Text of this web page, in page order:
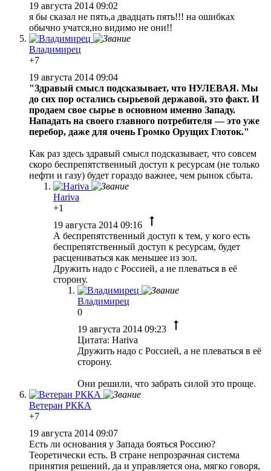
19 августа 2014 09:02
я бы сказал не пять,а двадцать пять!!! на ошибках
обычно учатся,но видимо не они!!
Владимирец
+7
19 августа 2014 09:04
"Здравый смысл подсказывает, что НУЛЕВАЯ. Мы
до сих пор остались сырьевой державой, это факт. И
продаем свое сырье в основном именно Западу.
Нападать на своего главного потребителя — это уже
перебор, даже для очень Громко Орущих Глоток."
Как раз здесь здравый смысл подсказывает, что совсем
скоро беспрепятственный доступ к ресурсам (не только
нефти и газу) будет гораздо важнее, чем рынок сбыта.
Hariva
+1
19 августа 2014 09:16
А беспрепятственный доступ к тем, у кого есть
беспрепятственный доступ к ресурсам, будет
расцениваться как меньшее из зол.
Дружить надо с Россией, а не плеваться в её
сторону.
Владимирец
0
19 августа 2014 09:23
Цитата: Hariva
Дружить надо с Россией, а не плеваться в её
сторону.
Они решили, что забрать силой это проще.
Ветеран РККА
+7
19 августа 2014 09:07
Есть ли основания у Запада бояться Россию?
Теоретически есть. В стране непрозрачная система
принятия решений, да и управляется она, мягко говоря,